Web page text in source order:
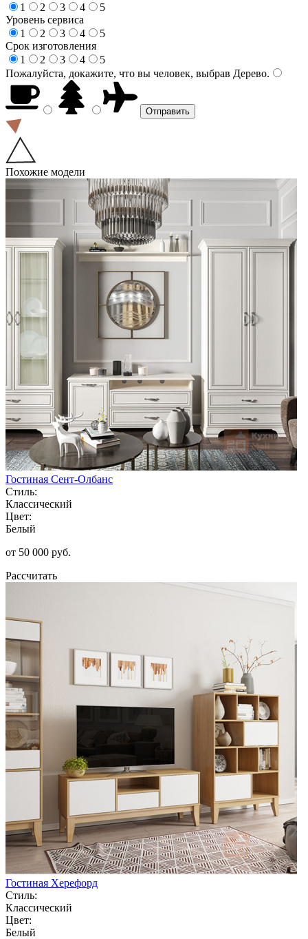
1
2 3 4
5
Уровень сервиса
1
2 3 4
5
Срок изготовления
1
2 3 4
5
Пожалуйста, докажите, что вы человек, выбрав Дерево.
Похожие модели
Гостиная Сент-Олбанс
Стиль:
Классический
Цвет:
Белый
от 50 000 руб.
Рассчитать
Гостиная Херефорд
Стиль:
Классический
Цвет:
Белый